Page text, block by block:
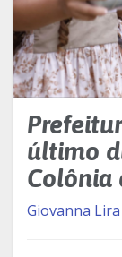
último
Colônia
Giovanna Lira